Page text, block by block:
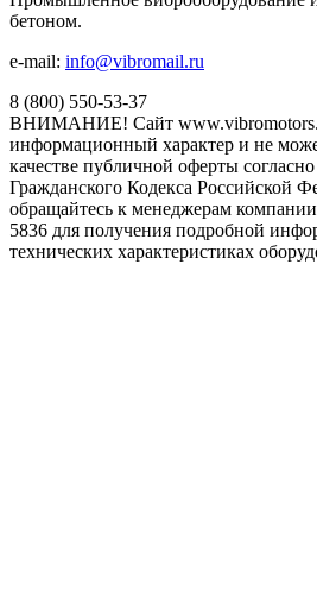
бетоном.
e-mail: info@vibromail.ru
8 (800) 550-53-37
ВНИМАНИЕ! Сайт
информационный характер и не
качестве публичной оферты
Гражданского Кодекса Российской
обращайтесь к менеджерам
5836 для получения подробной
технических характеристиках